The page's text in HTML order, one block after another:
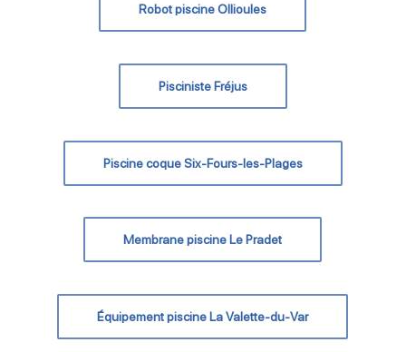
Robot piscine Ollioules
Pisciniste Fréjus
Piscine coque Six-Fours-les-Plages
Membrane piscine Le Pradet
Équipement piscine La Valette-du-Var